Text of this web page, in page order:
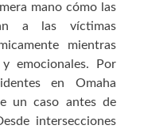
mano cómo las
a las víctimas
mientras
emocionales. Por
en Omaha
un caso antes de
intersecciones